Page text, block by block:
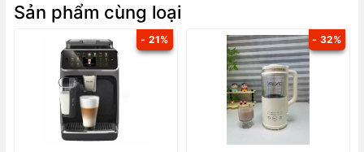
Sản phẩm cùng loại
- 21% - 32%